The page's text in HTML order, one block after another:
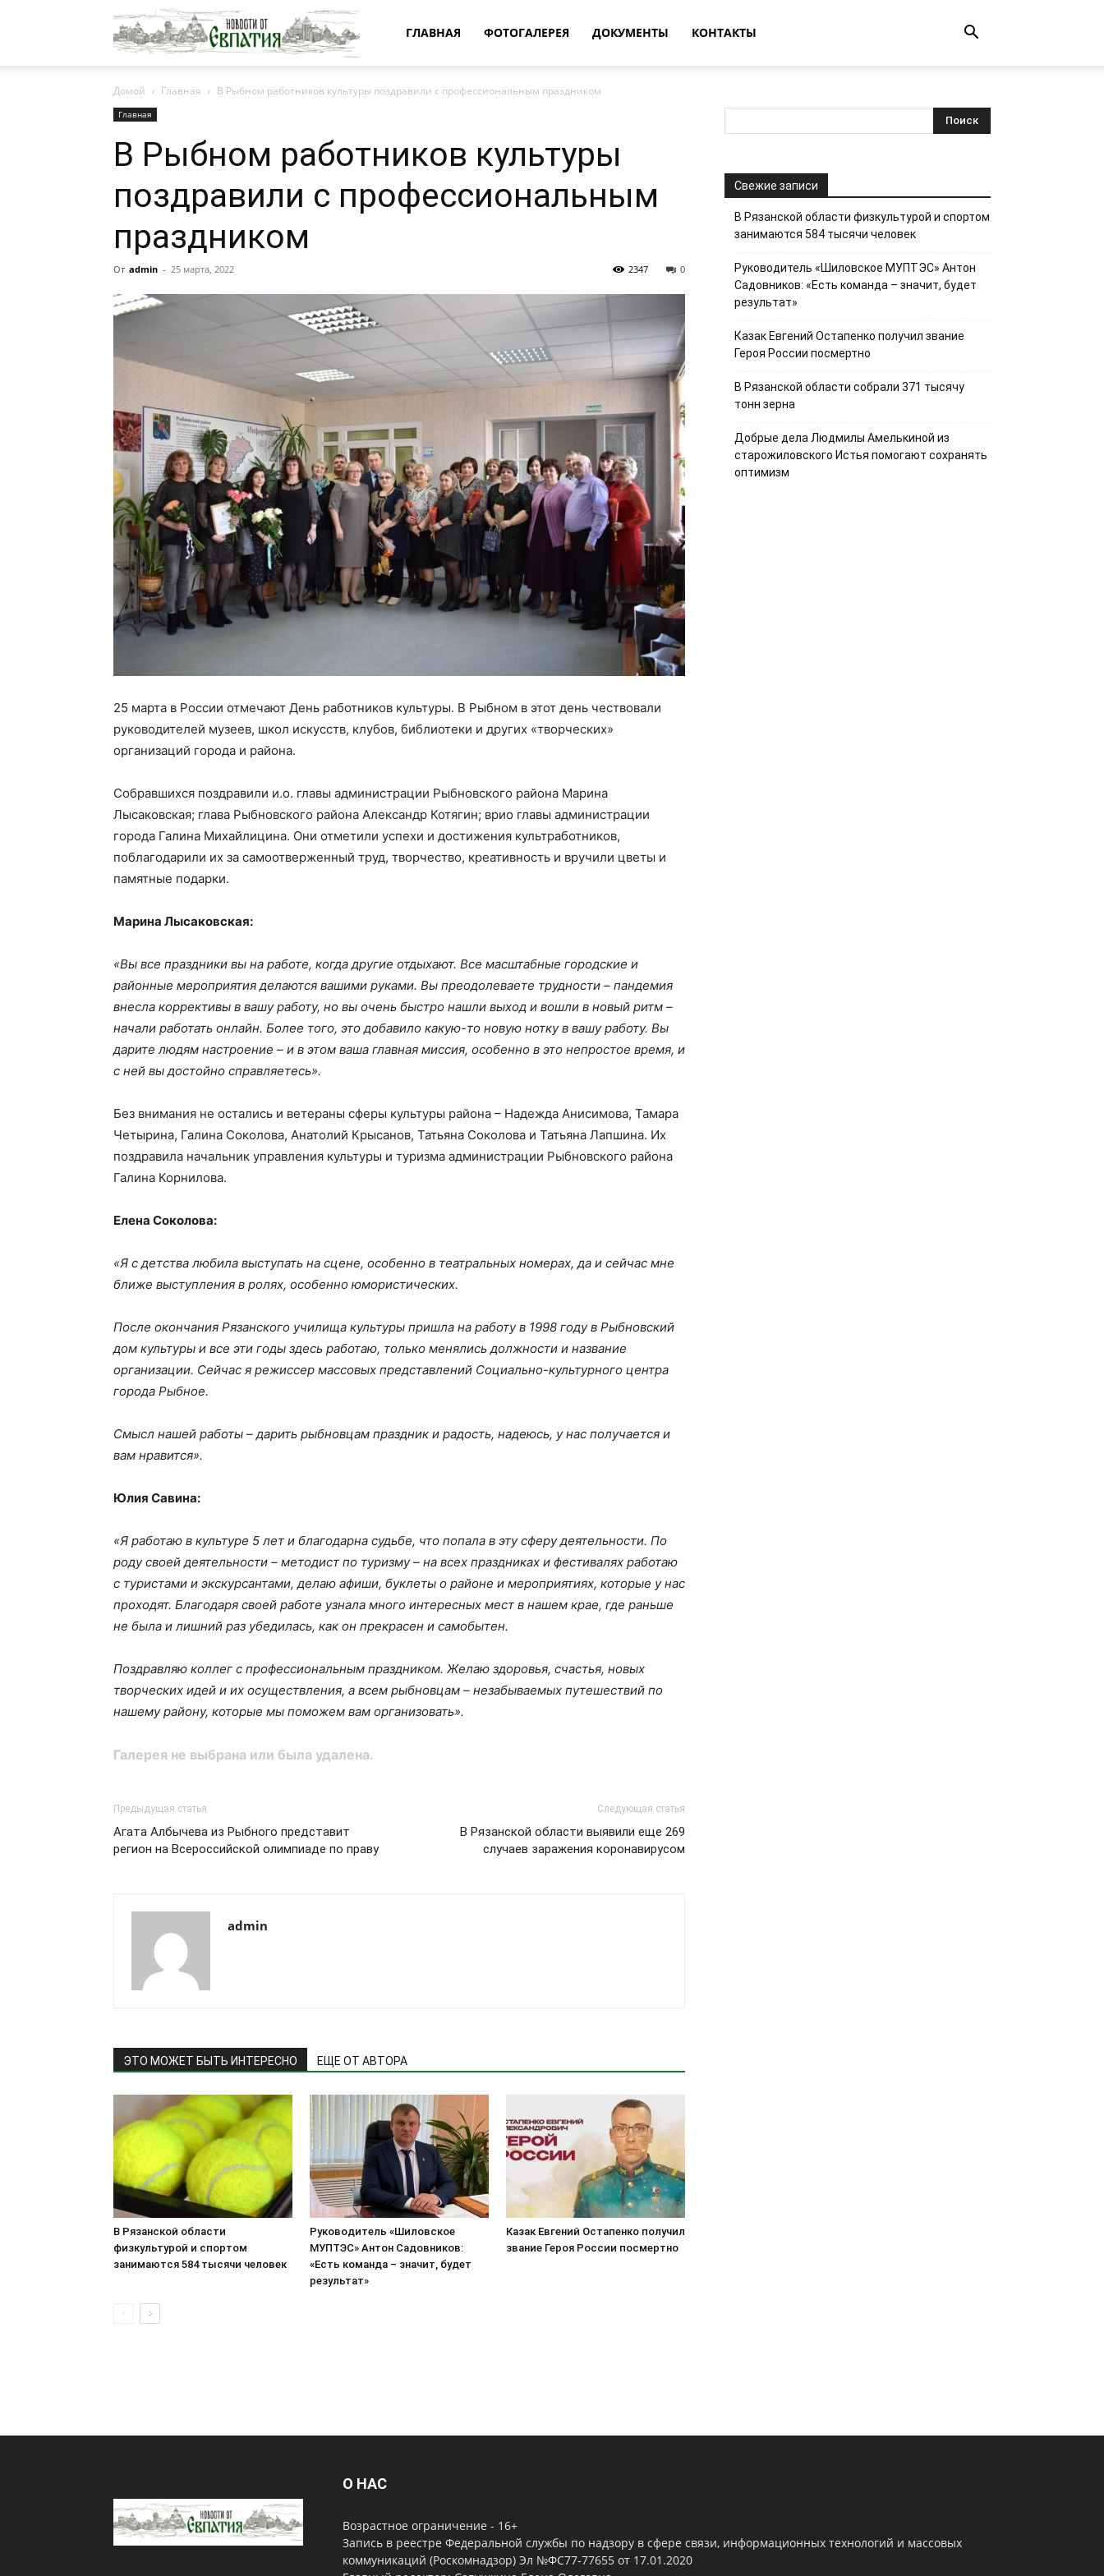
Новости
от
Евпатия
ГЛАВНАЯ ФОТОГАЛЕРЕЯ ДОКУМЕНТЫ КОНТАКТЫ
Домой Главная В Рыбном работников культуры поздравили с профессиональным праздником
Главная
В Рыбном работников культуры
поздравили с профессиональным
праздником
От admin - 25 марта, 2022 0
2347
25 марта в России отмечают День работников культуры. В Рыбном в этот день чествовали
руководителей музеев, школ искусств, клубов, библиотеки и других «творческих»
организаций города и района.
Собравшихся поздравили и.о. главы администрации Рыбновского района Марина
Лысаковская; глава Рыбновского района Александр Котягин; врио главы администрации
города Галина Михайлицина. Они отметили успехи и достижения культработников,
поблагодарили их за самоотверженный труд, творчество, креативность и вручили цветы и
памятные подарки.
Марина Лысаковская:
«Вы все праздники вы на работе, когда другие отдыхают. Все масштабные городские и
районные мероприятия делаются вашими руками. Вы преодолеваете трудности – пандемия
внесла коррективы в вашу работу, но вы очень быстро нашли выход и вошли в новый ритм –
начали работать онлайн. Более того, это добавило какую-то новую нотку в вашу работу. Вы
дарите людям настроение – и в этом ваша главная миссия, особенно в это непростое время, и
с ней вы достойно справляетесь».
Без внимания не остались и ветераны сферы культуры района – Надежда Анисимова, Тамара
Четырина, Галина Соколова, Анатолий Крысанов, Татьяна Соколова и Татьяна Лапшина. Их
поздравила начальник управления культуры и туризма администрации Рыбновского района
Галина Корнилова.
Елена Соколова:
«Я с детства любила выступать на сцене, особенно в театральных номерах, да и сейчас мне
ближе выступления в ролях, особенно юмористических.
После окончания Рязанского училища культуры пришла на работу в 1998 году в Рыбновский
дом культуры и все эти годы здесь работаю, только менялись должности и название
организации. Сейчас я режиссер массовых представлений Социально-культурного центра
города Рыбное.
Смысл нашей работы – дарить рыбновцам праздник и радость, надеюсь, у нас получается и
вам нравится».
Юлия Савина:
«Я работаю в культуре 5 лет и благодарна судьбе, что попала в эту сферу деятельности. По
роду своей деятельности – методист по туризму – на всех праздниках и фестивалях работаю
с туристами и экскурсантами, делаю афиши, буклеты о районе и мероприятиях, которые у нас
проходят. Благодаря своей работе узнала много интересных мест в нашем крае, где раньше
не была и лишний раз убедилась, как он прекрасен и самобытен.
Поздравляю коллег с профессиональным праздником. Желаю здоровья, счастья, новых
творческих идей и их осуществления, а всем рыбновцам – незабываемых путешествий по
нашему району, которые мы поможем вам организовать».
Галерея не выбрана или была удалена.
Предыдущая статья
Агата Албычева из Рыбного представит
регион на Всероссийской олимпиаде по праву
Следующая статья
В Рязанской области выявили еще 269
случаев заражения коронавирусом
admin
ЭТО МОЖЕТ БЫТЬ ИНТЕРЕСНО ЕЩЕ ОТ АВТОРА
В Рязанской области
физкультурой и спортом
занимаются 584 тысячи человек
Руководитель «Шиловское
МУПТЭС» Антон Садовников:
«Есть команда – значит, будет
результат»
Казак Евгений Остапенко получил
звание Героя России посмертно
Свежие записи
В Рязанской области физкультурой и спортом
занимаются 584 тысячи человек
Руководитель «Шиловское МУПТЭС» Антон
Садовников: «Есть команда – значит, будет
результат»
Казак Евгений Остапенко получил звание
Героя России посмертно
В Рязанской области собрали 371 тысячу
тонн зерна
Добрые дела Людмилы Амелькиной из
старожиловского Истья помогают сохранять
оптимизм
О НАС
Возрастное ограничение - 16+
Запись в реестре Федеральной службы по надзору в сфере связи, информационных технологий и массовых
коммуникаций (Роскомнадзор) Эл №ФС77-77655 от 17.01.2020